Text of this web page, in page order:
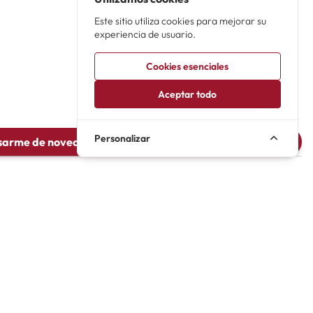
de novedades de Con la gloria bajo el brazo (2001)
Este sitio utiliza cookies para mejorar su
experiencia de usuario.
Cookies esenciales
Aceptar todo
Personalizar